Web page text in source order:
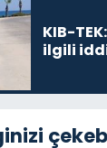
KIB-
ilgili